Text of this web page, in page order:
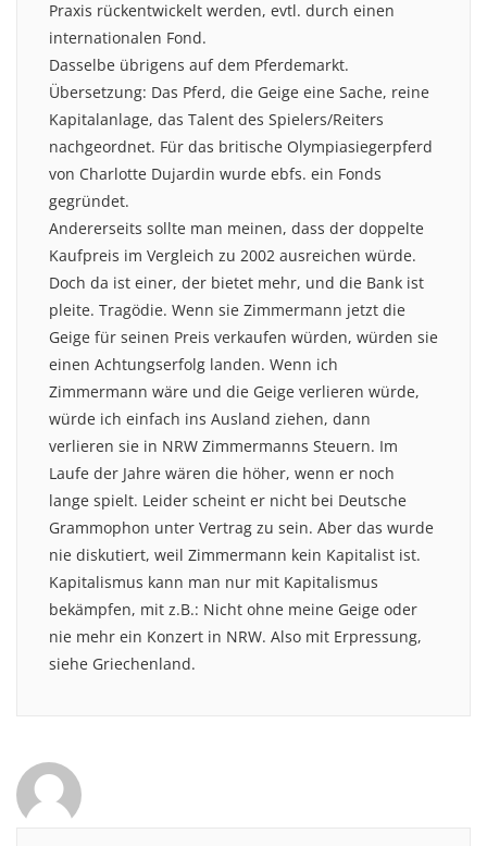
Praxis rückentwickelt werden, evtl. durch einen
internationalen Fond.
Dasselbe übrigens auf dem Pferdemarkt.
Übersetzung: Das Pferd, die Geige eine Sache, reine
Kapitalanlage, das Talent des Spielers/Reiters
nachgeordnet. Für das britische Olympiasiegerpferd
von Charlotte Dujardin wurde ebfs. ein Fonds
gegründet.
Andererseits sollte man meinen, dass der doppelte
Kaufpreis im Vergleich zu 2002 ausreichen würde.
Doch da ist einer, der bietet mehr, und die Bank ist
pleite. Tragödie. Wenn sie Zimmermann jetzt die
Geige für seinen Preis verkaufen würden, würden sie
einen Achtungserfolg landen. Wenn ich
Zimmermann wäre und die Geige verlieren würde,
würde ich einfach ins Ausland ziehen, dann
verlieren sie in NRW Zimmermanns Steuern. Im
Laufe der Jahre wären die höher, wenn er noch
lange spielt. Leider scheint er nicht bei Deutsche
Grammophon unter Vertrag zu sein. Aber das wurde
nie diskutiert, weil Zimmermann kein Kapitalist ist.
Kapitalismus kann man nur mit Kapitalismus
bekämpfen, mit z.B.: Nicht ohne meine Geige oder
nie mehr ein Konzert in NRW. Also mit Erpressung,
siehe Griechenland.